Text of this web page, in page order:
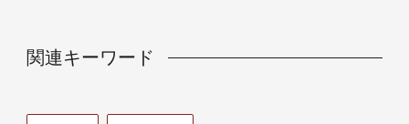
関連キーワード